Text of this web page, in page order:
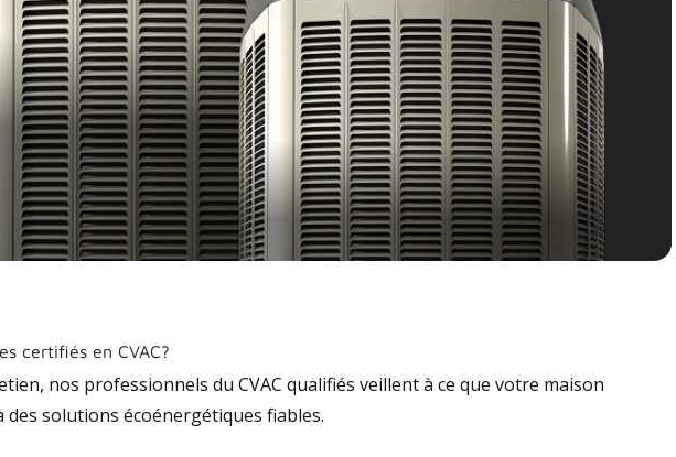
certifiés en CVAC?
nos professionnels du CVAC qualifiés veillent à ce que votre maison
solutions écoénergétiques fiables.